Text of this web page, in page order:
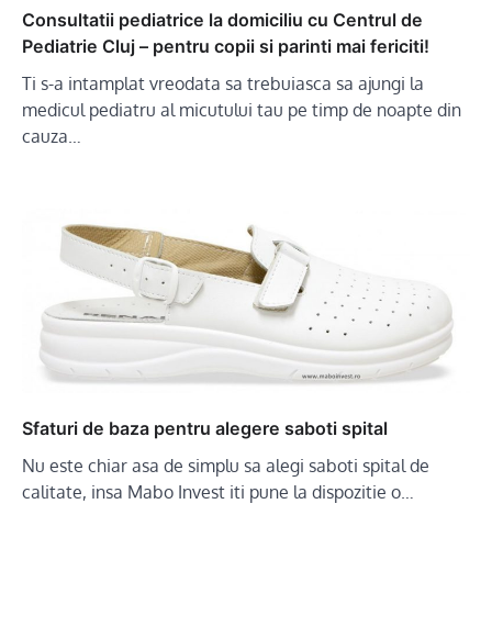
Consultatii pediatrice la domiciliu cu Centrul de
Pediatrie Cluj – pentru copii si parinti mai fericiti!
Ti s-a intamplat vreodata sa trebuiasca sa ajungi la
medicul pediatru al micutului tau pe timp de noapte din
cauza…
Sfaturi de baza pentru alegere saboti spital
Nu este chiar asa de simplu sa alegi saboti spital de
calitate, insa Mabo Invest iti pune la dispozitie o…